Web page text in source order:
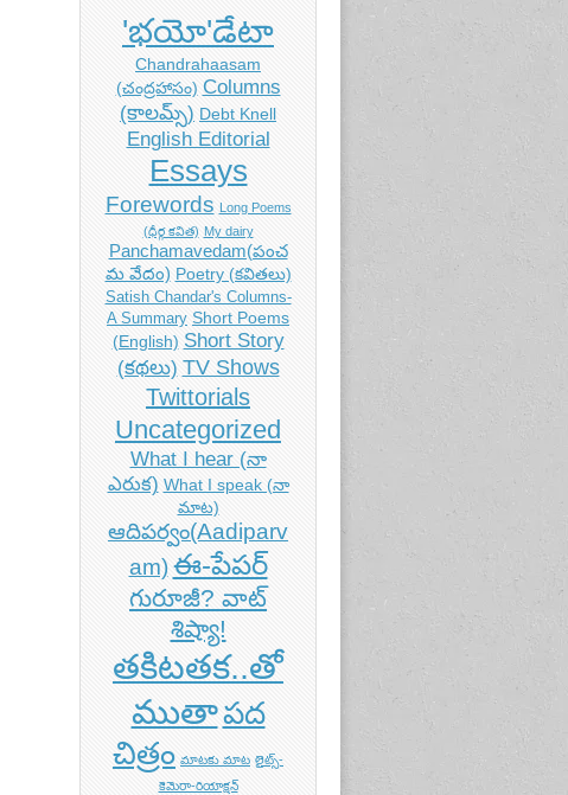
'భయో'డేటా
Chandrahaasam
(చంద్రహాసం) Columns
(కాలమ్స్) Debt Knell
English Editorial
Essays
Forewords Long Poems
(ధీర్గ కవిత) My dairy
Panchamavedam(పంచ
మ వేదం) Poetry (కవితలు)
Satish Chandar's Columns-
A Summary Short Poems
(English) Short Story
(కథలు) TV Shows
Twittorials
Uncategorized
What I hear (నా
ఎరుక) What I speak (నా
మాట)
ఆదిపర్వం(Aadiparv
am) ఈ-పేపర్
గురూజీ? వాట్
శిష్యా!
తకిటతక..తో
ముతాపద
చిత్రం మాటకు మాట లైట్స్-
కెమెరా-రియాక్షన్